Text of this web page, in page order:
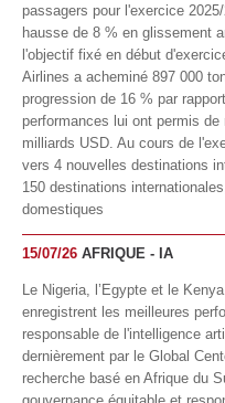
passagers pour l'exercice
hausse de 8 % en glissement
l'objectif fixé en début
Airlines a acheminé 897 000
progression de 16 % par
performances lui ont permis
milliards USD. Au cours de
vers 4 nouvelles destinations
150 destinations
domestiques
15/07/26 AFRIQUE - IA
Le Nigeria, l’Egypte et le
enregistrent les meilleures
responsable de l'intelligence
dernièrement par le Global
recherche basé en Afrique du